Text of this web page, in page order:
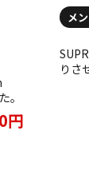
。
円
メ
りさ